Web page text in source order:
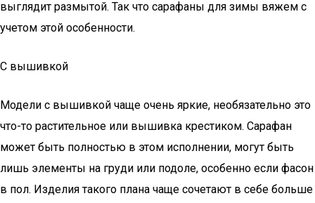
выглядит размытой. Так что сарафаны для зимы вяжем с
учетом этой особенности.
С вышивкой
Модели с вышивкой чаще очень яркие, необязательно это
что-то растительное или вышивка крестиком. Сарафан
может быть полностью в этом исполнении, могут быть
лишь элементы на груди или подоле, особенно если фасон
в пол. Изделия такого плана чаще сочетают в себе больше